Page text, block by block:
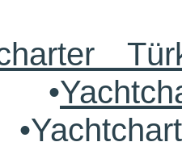
•
•